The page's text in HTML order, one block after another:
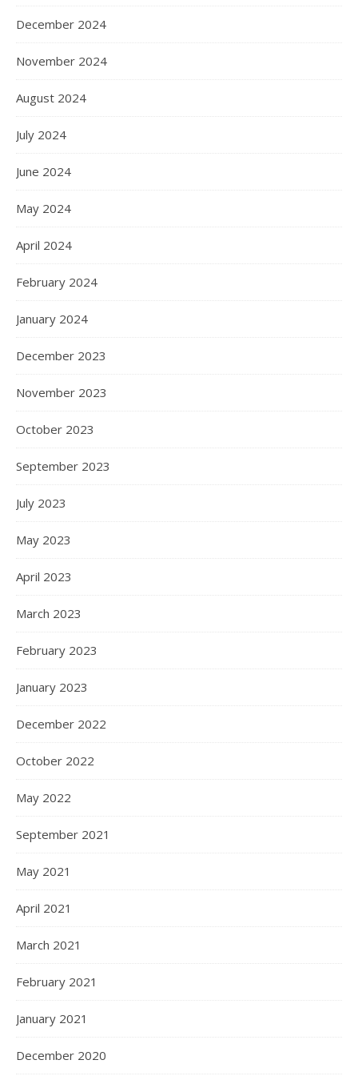
December 2024
November 2024
August 2024
July 2024
June 2024
May 2024
April 2024
February 2024
January 2024
December 2023
November 2023
October 2023
September 2023
July 2023
May 2023
April 2023
March 2023
February 2023
January 2023
December 2022
October 2022
May 2022
September 2021
May 2021
April 2021
March 2021
February 2021
January 2021
December 2020